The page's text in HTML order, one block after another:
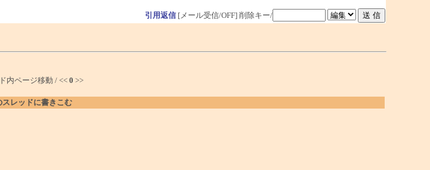
引用返信[メール受信/OFF] 削除キー/
内ページ移動 / << 0 >>
スレッドに書きこむ